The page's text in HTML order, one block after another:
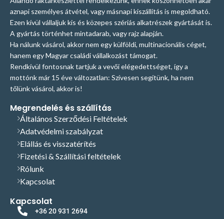
aznapi személyes átvétel, vagy másnapi kiszállítás is megoldható.
Ezen kívül vállaljuk kis és közepes szériás alkatrészek gyártását is.
A gyártás történhet mintadarab, vagy rajz alapján.
Ha nálunk vásárol, akkor nem egy külföldi, multinacionális céget,
hanem egy Magyar családi vállalkozást támogat.
Rendkívül fontosnak tartjuk a vevői elégedettséget, így a
mottónk már 15 éve változatlan: Szívesen segítünk, ha nem
tőlünk vásárol, akkor is!
Megrendelés és szállítás
Általános Szerződési Feltételek
Adatvédelmi szabályzat
Elállás és visszatérítés
Fizetési & Szállítási feltételek
Rólunk
Kapcsolat
Kapcsolat
+36 20 931 2694